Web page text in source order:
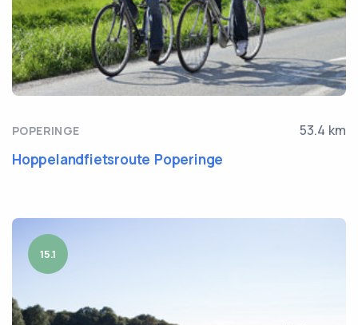
POPERINGE 53.4 km
Hoppelandfietsroute Poperinge
15.1